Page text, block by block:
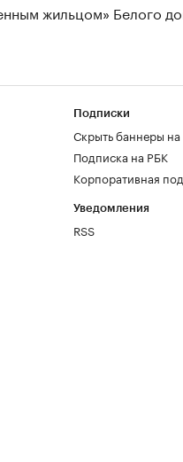
жильцом» Белого
Подписки
Скрыть баннеры
Подписка на РБК
Корпоративная
Уведомления
RSS